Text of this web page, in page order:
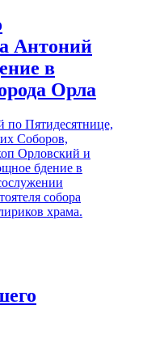
Антоний
в
Орла
по Пятидесятнице,
Соборов,
Орловский и
бдение в
собора
храма.